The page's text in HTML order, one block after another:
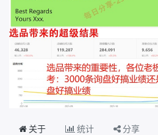
关于 统计 分享